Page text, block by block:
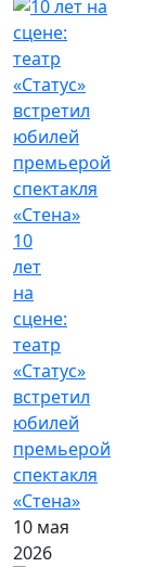
10
лет
на
сцене:
театр
«Статус»
встретил
юбилей
премьерой
спектакля
«Стена»
10 мая
2026